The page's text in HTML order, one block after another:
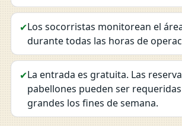
✔Los socorristas monitorean el
durante todas las horas de
✔La entrada es gratuita. Las
pabellones pueden ser
grandes los fines de semana.